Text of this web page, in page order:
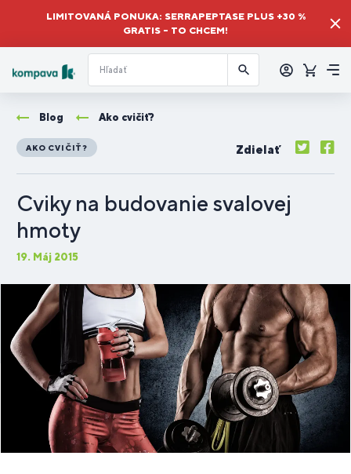
LIMITOVANÁ PONUKA: SERRAPEPTASE PLUS +30 %
GRATIS – TO CHCEM!
sa
Košík
Blog Ako cvičiť?
AKO CVIČIŤ? Zdielať
Cviky na budovanie svalovej
hmoty
19. Máj 2015